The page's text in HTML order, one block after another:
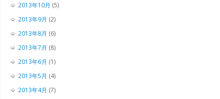
2013年10月 (5)
2013年9月 (2)
2013年8月 (6)
2013年7月 (8)
2013年6月 (1)
2013年5月 (4)
2013年4月 (7)